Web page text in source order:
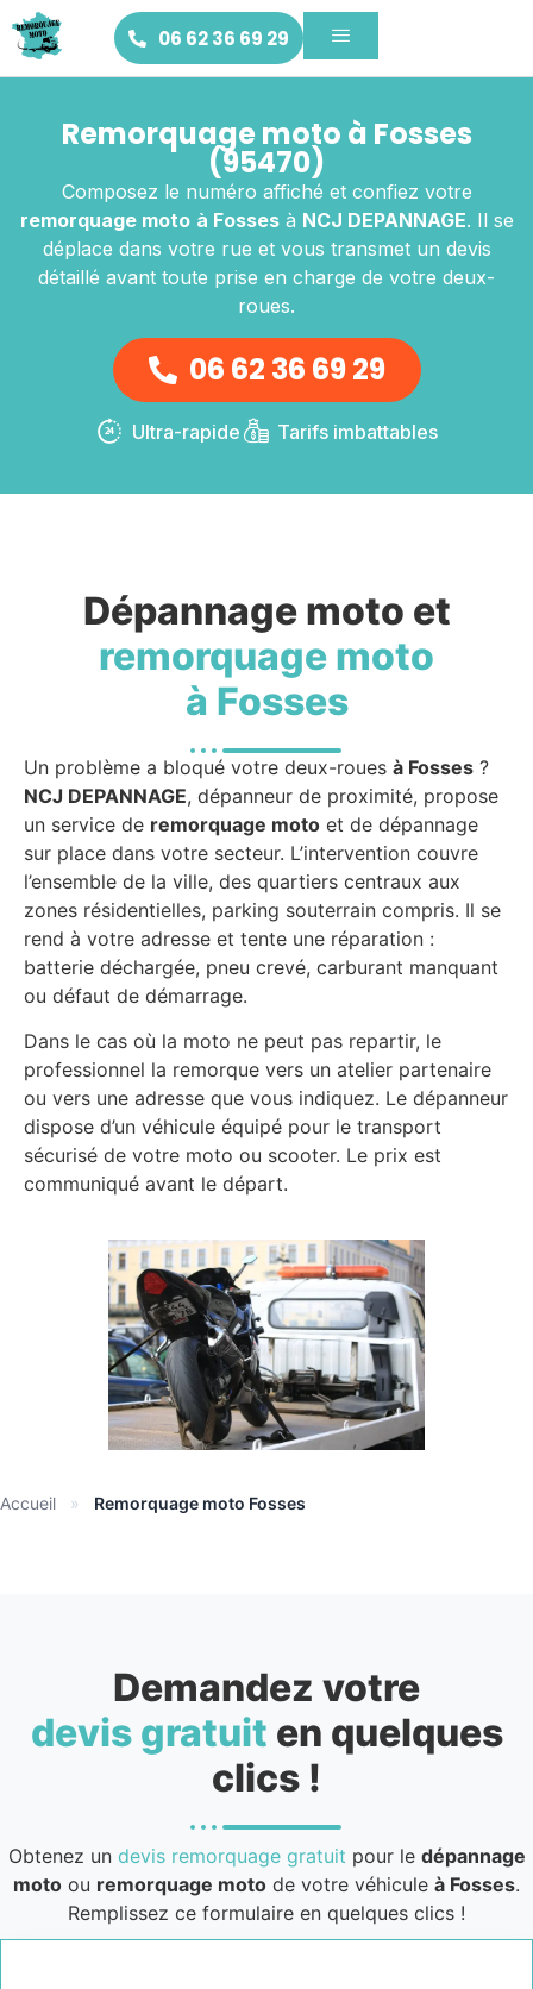
06 62 36 69 29
Remorquage moto à Fosses
(95470)
Composez le numéro affiché et confiez votre
remorquage moto à Fossesà NCJ DEPANNAGE. Il se
déplace dans votre rue et vous transmet un devis
détaillé avant toute prise en charge de votre deux-
roues.
06 62 36 69 29
Ultra-rapide Tarifs imbattables
Dépannage moto et
remorquage moto
à Fosses
Un problème a bloqué votre deux-roues à Fosses ?
NCJ DEPANNAGE, dépanneur de proximité, propose
un service de remorquage moto et de dépannage
sur place dans votre secteur. L’intervention couvre
l’ensemble de la ville, des quartiers centraux aux
zones résidentielles, parking souterrain compris. Il se
rend à votre adresse et tente une réparation :
batterie déchargée, pneu crevé, carburant manquant
ou défaut de démarrage.
Dans le cas où la moto ne peut pas repartir, le
professionnel la remorque vers un atelier partenaire
ou vers une adresse que vous indiquez. Le dépanneur
dispose d’un véhicule équipé pour le transport
sécurisé de votre moto ou scooter. Le prix est
communiqué avant le départ.
Accueil » Remorquage moto Fosses
Demandez votre
devis gratuit en quelques
clics !
Obtenez un devis remorquage gratuit pour le dépannage
moto ou remorquage moto de votre véhicule à Fosses.
Remplissez ce formulaire en quelques clics !